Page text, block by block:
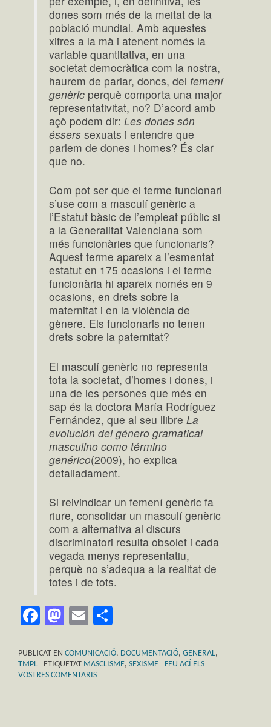
dones som més de la meitat de la
població mundial. Amb aquestes
xifres a la mà i atenent només la
variable quantitativa, en una
societat democràtica com la nostra,
haurem de parlar, doncs, delfemení
genèric perquè comporta una major
representativitat, no? D’acord amb
açò podem dir:Les dones són
éssers sexuats i entendre que
parlem de dones i homes? És clar
que no.
Com pot ser que el terme funcionari
s’use com a masculí genèric a
l’Estatut bàsic de l’empleat públic si
a la Generalitat Valenciana som
més funcionàries que funcionaris?
Aquest terme apareix a l’esmentat
estatut en 175 ocasions i el terme
funcionària hi apareix només en 9
ocasions, en drets sobre la
maternitat i en la violència de
gènere. Els funcionaris no tenen
drets sobre la paternitat?
El masculí genèric no representa
tota la societat, d’homes i dones, i
una de les persones que més en
sap és la doctora María Rodríguez
Fernández, que al seu llibreLa
evolución del género gramatical
masculino como término
genérico(2009), ho explica
detalladament.
Si reivindicar un femení genèric fa
riure, consolidar un masculí genèric
com a alternativa al discurs
discriminatori resulta obsolet i cada
vegada menys representatiu,
perquè no s’adequa a la realitat de
totes i de tots.
Facebook
Mastodon
Email
PUBLICAT EN COMUNICACIÓ, DOCUMENTACIÓ, GENERAL,
TMPL
ETIQUETAT MASCLISME, SEXISME
FEU ACÍ ELS
VOSTRES COMENTARIS